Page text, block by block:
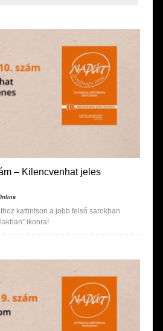
– Kilencvenhat jeles
kattintson a jobb felső sarokban
ikonra!